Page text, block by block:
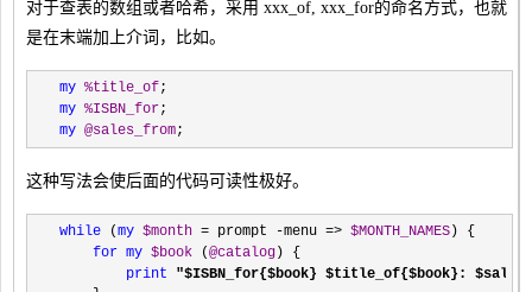
对于查表的数组或者哈希，采用 xxx_of, xxx_for的命名方式，也就
是在末端加上介词，比如。
my %title_of;
my %ISBN_for;
my @sales_from;
这种写法会使后面的代码可读性极好。
while (my $month = prompt -menu => $MONTH_NAMES ) {
for my $book (@catalog ) {
print
"$ISBN_for{$book} $title_of{$book}: